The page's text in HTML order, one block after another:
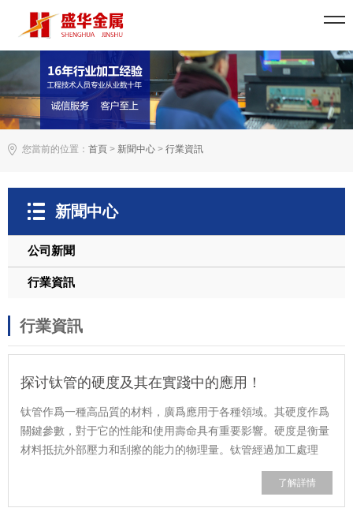
您當前的位置： 首頁 > 新聞中心 > 行業資訊
新聞中心
公司新聞
行業資訊
行業資訊
探讨钛管的硬度及其在實踐中的應用！
钛管作爲一種高品質的材料，廣爲應用于各種領域。其硬度作爲
關鍵參數，對于它的性能和使用壽命具有重要影響。硬度是衡量
材料抵抗外部壓力和刮擦的能力的物理量。钛管經過加工處理
了解詳情